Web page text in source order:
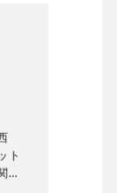
ト
連